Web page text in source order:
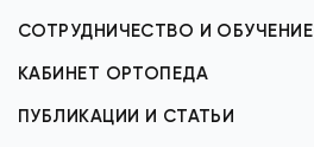
СОТРУДНИЧЕСТВО И ОБУЧЕНИЕ
КАБИНЕТ ОРТОПЕДА
ПУБЛИКАЦИИ И СТАТЬИ